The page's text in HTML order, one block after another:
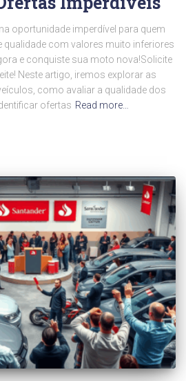
oportunidade imperdível para quem
qualidade com valores muito inferiores
e conquiste sua moto nova!Solicite
Neste artigo, iremos explorar as
como avaliar a qualidade dos
ofertas Read more…